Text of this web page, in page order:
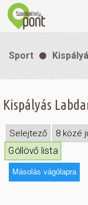
Látnivalók
Gasztronómia
Szállás
Sport
Selejtező 8 közé
Góllövő lista
Másolás vágólapra